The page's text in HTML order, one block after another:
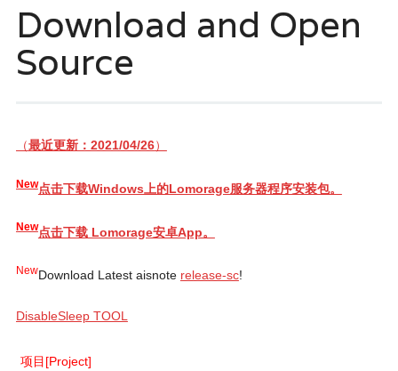
Download and Open
Source
（最近更新：2021/04/26）
New点击下载Windows上的Lomorage服务器程序安装包。
New点击下载 Lomorage安卓App。
NewDownload Latest aisnote release-sc!
DisableSleep TOOL
项目[Project]